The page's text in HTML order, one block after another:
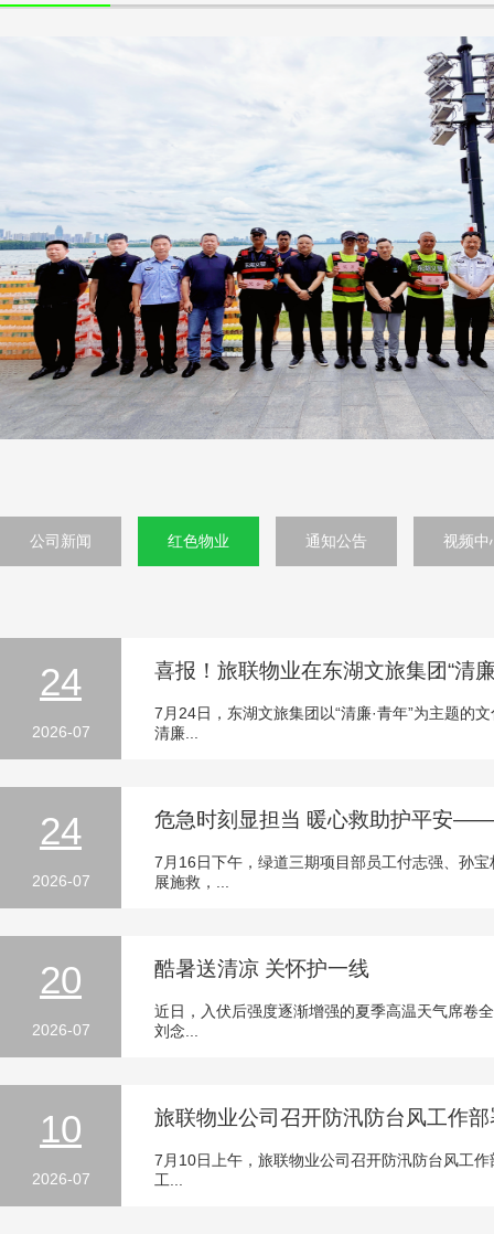
公司新闻 红色物业 通知公告 视频中
24
2026-07
喜报！旅联物业在东湖文旅集团“清
7月24日，东湖文旅集团以“清廉·青年”为主题的
清廉...
24
2026-07
危急时刻显担当 暖心救助护平安
7月16日下午，绿道三期项目部员工付志强、孙
展施救，...
20
2026-07
酷暑送清凉 关怀护一线
近日，入伏后强度逐渐增强的夏季高温天气席卷
刘念...
10
2026-07
旅联物业公司召开防汛防台风工作
7月10日上午，旅联物业公司召开防汛防台风工
工...